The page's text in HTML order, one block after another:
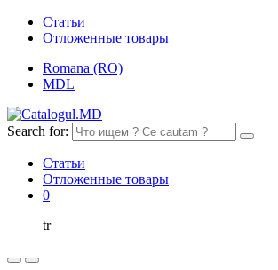
Статьи
Отложенные товары
Romana (RO)
MDL
Search for:
Статьи
Отложенные товары
0
tr